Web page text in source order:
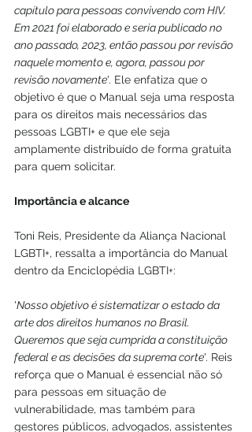
capítulo para pessoas convivendo com HIV.
Em 2021 foi elaborado e seria publicado no
ano passado, 2023, então passou por revisão
naquele momento e, agora, passou por
revisão novamente'. Ele enfatiza que o
objetivo é que o Manual seja uma resposta
para os direitos mais necessários das
pessoas LGBTI+ e que ele seja
amplamente distribuído de forma gratuita
para quem solicitar.
Importância e alcance
Toni Reis, Presidente da Aliança Nacional
LGBTI+, ressalta a importância do Manual
dentro da Enciclopédia LGBTI+:
'Nosso objetivo é sistematizar o estado da
arte dos direitos humanos no Brasil.
Queremos que seja cumprida a constituição
federal e as decisões da suprema corte'. Reis
reforça que o Manual é essencial não só
para pessoas em situação de
vulnerabilidade, mas também para
gestores públicos, advogados, assistentes